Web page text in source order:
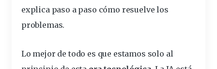
explica paso a paso cómo resuelve los
problemas.
Lo mejor de todo es que estamos solo al